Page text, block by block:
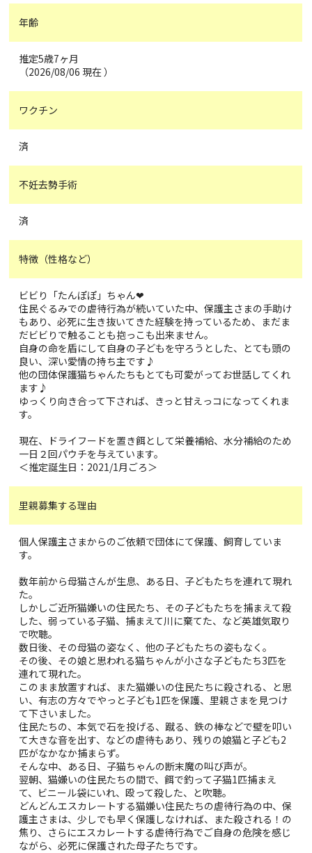
年齢
推定5歳7ヶ月
（2026/08/06 現在 ）
ワクチン
済
不妊去勢手術
済
特徴（性格など）
ビビり「たんぽぽ」ちゃん❤
住民ぐるみでの虐待行為が続いていた中、保護主さまの手助け
もあり、必死に生き抜いてきた経験を持っているため、まだま
だビビりで触ることも抱っこも出来ません。
自身の命を盾にして自身の子どもを守ろうとした、とても頭の
良い、深い愛情の持ち主です♪
他の団体保護猫ちゃんたちもとても可愛がってお世話してくれ
ます♪
ゆっくり向き合って下されば、きっと甘えっコになってくれま
す。
現在、ドライフードを置き餌として栄養補給、水分補給のため
一日２回パウチを与えています。
＜推定誕生日：2021/1月ごろ＞
里親募集する理由
個人保護主さまからのご依頼で団体にて保護、飼育していま
す。
数年前から母猫さんが生息、ある日、子どもたちを連れて現れ
た。
しかしご近所猫嫌いの住民たち、その子どもたちを捕まえて殺
した、弱っている子猫、捕まえて川に棄てた、など英雄気取り
で吹聴。
数日後、その母猫の姿なく、他の子どもたちの姿もなく。
その後、その娘と思われる猫ちゃんが小さな子どもたち3匹を
連れて現れた。
このまま放置すれば、また猫嫌いの住民たちに殺される、と思
い、有志の方々でやっと子ども1匹を保護、里親さまを見つけ
て下さいました。
住民たちの、本気で石を投げる、蹴る、鉄の棒などで壁を叩い
て大きな音を出す、などの虐待もあり、残りの娘猫と子ども2
匹がなかなか捕まらず。
そんな中、ある日、子猫ちゃんの断末魔の叫び声が。
翌朝、猫嫌いの住民たちの間で、餌で釣って子猫1匹捕まえ
て、ビニール袋にいれ、殴って殺した、と吹聴。
どんどんエスカレートする猫嫌い住民たちの虐待行為の中、保
護主さまは、少しでも早く保護しなければ、また殺される！の
焦り、さらにエスカレートする虐待行為でご自身の危険を感じ
ながら、必死に保護された母子たちです。